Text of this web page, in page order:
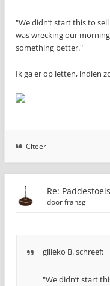
"We didn’t start this to
was wrecking our
something better."
Ik ga er op letten, indien
Citeer
Re:
doorfransg
gilleko B.schreef:
"We didn’t start